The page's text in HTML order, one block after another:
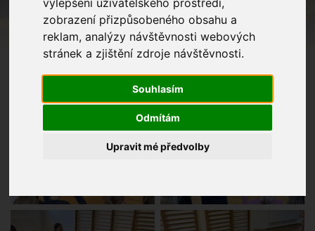
vylepšení uživatelského prostředí,
zobrazení přizpůsobeného obsahu a
reklam, analýzy návštěvnosti webových
stránek a zjištění zdroje návštěvnosti.
Souhlasím
Odmítám
Upravit mé předvolby